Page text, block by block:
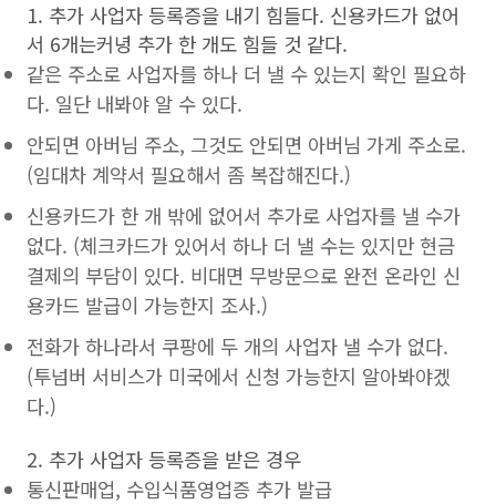
1. 추가 사업자 등록증을 내기 힘들다. 신용카드가 없어
서 6개는커녕 추가 한 개도 힘들 것 같다.
같은 주소로 사업자를 하나 더 낼 수 있는지 확인 필요하
다. 일단 내봐야 알 수 있다.
안되면 아버님 주소, 그것도 안되면 아버님 가게 주소로.
(임대차 계약서 필요해서 좀 복잡해진다.)
신용카드가 한 개 밖에 없어서 추가로 사업자를 낼 수가
없다. (체크카드가 있어서 하나 더 낼 수는 있지만 현금
결제의 부담이 있다. 비대면 무방문으로 완전 온라인 신
용카드 발급이 가능한지 조사.)
전화가 하나라서 쿠팡에 두 개의 사업자 낼 수가 없다.
(투넘버 서비스가 미국에서 신청 가능한지 알아봐야겠
다.)
2. 추가 사업자 등록증을 받은 경우
통신판매업, 수입식품영업증 추가 발급